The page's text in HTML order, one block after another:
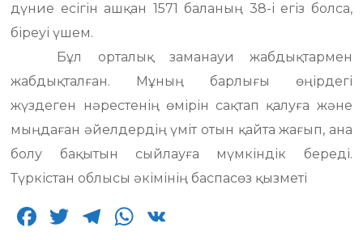
дүние есігін ашқан 1571 баланың 38-і егіз болса,
біреуі үшем.
Бұл орталық заманауи жабдықтармен
жабдықталған. Мұның барлығы өңірдегі
жүздеген нәрестенің өмірін сақтап қалуға және
мыңдаған әйелдердің үміт отын қайта жағып, ана
болу бақытын сыйлауға мүмкіндік береді.
Түркістан облысы әкімінің баспасөз қызметі
F
T
T
W